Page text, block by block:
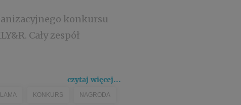
konkursu
Cały zespół
czytaj więcej...
KONKURS NAGRODA